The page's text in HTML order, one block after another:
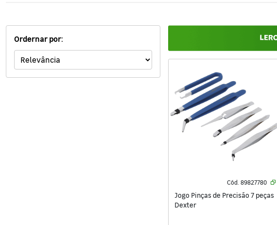
Ferragens
Ferramentas
Iluminação
Ordernar por:
Cód. 89827780
Jogo Pinças de Precisão 7 peças
Dexter